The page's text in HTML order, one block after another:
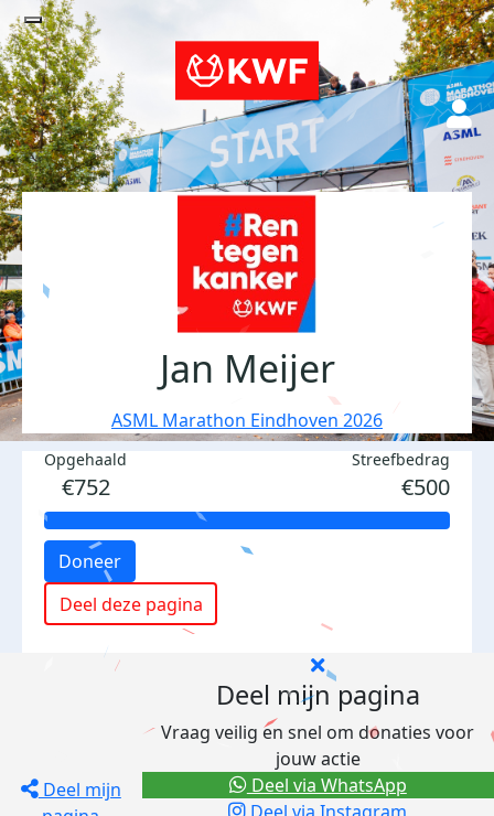
Jan Meijer
ASML Marathon Eindhoven 2026
Opgehaald
€752
Streefbedrag
€500
Doneer
Deel deze pagina
Deel mijn
Deel mijn pagina
Vraag veilig en snel om donaties voor
jouw actie
Deel via WhatsApp